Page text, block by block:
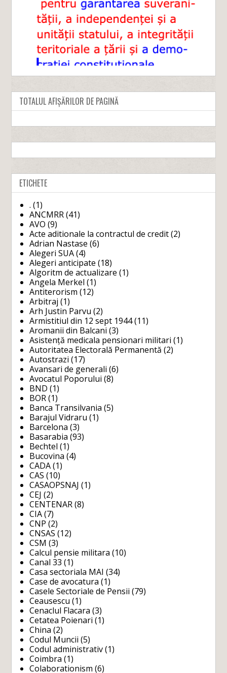
TOTALUL AFIȘĂRILOR DE PAGINĂ
ETICHETE
. (1)
ANCMRR (41)
AVO (9)
Acte aditionale la contractul de credit (2)
Adrian Nastase (6)
Alegeri SUA (4)
Alegeri anticipate (18)
Algoritm de actualizare (1)
Angela Merkel (1)
Antiterorism (12)
Arbitraj (1)
Arh Justin Parvu (2)
Armistitiul din 12 sept 1944(11)
Aromanii din Balcani (3)
Asistență medicala pensionari militari (1)
Autoritatea Electorală Permanentă (2)
Autostrazi (17)
Avansari de generali (6)
Avocatul Poporului (8)
BND (1)
BOR (1)
Banca Transilvania (5)
Barajul Vidraru (1)
Barcelona (3)
Basarabia (93)
Bechtel (1)
Bucovina (4)
CADA (1)
CAS (10)
CASAOPSNAJ (1)
CEJ (2)
CENTENAR (8)
CIA (7)
CNP (2)
CNSAS (12)
CSM (3)
Calcul pensie militara (10)
Canal 33 (1)
Casa sectoriala MAI (34)
Case de avocatura (1)
Casele Sectoriale de Pensii (79)
Ceausescu (1)
Cenaclul Flacara (3)
Cetatea Poienari (1)
China (2)
Codul Muncii (5)
Codul administrativ (1)
Coimbra (1)
Colaborationism (6)